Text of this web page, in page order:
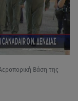
Βάση της